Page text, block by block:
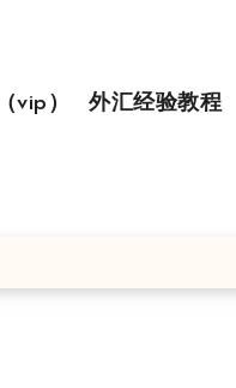
vip） 外汇经验教程